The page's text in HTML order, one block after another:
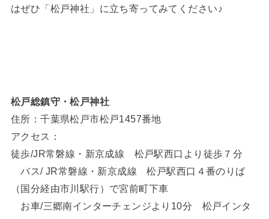
はぜひ「松戸神社」に立ち寄ってみてください♪
松戸総鎮守・松戸神社
住所：千葉県松戸市松戸1457番地
アクセス：
徒歩/JR常磐線・新京成線 松戸駅西口より徒歩７分
バス/ JR常磐線・新京成線 松戸駅西口４番のりば
（国分経由市川駅行）で宮前町下車
お車/三郷南インターチェンジより10分 松戸インタ